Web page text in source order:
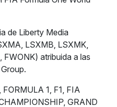
de Liberty Media
LSXMB, LSXMK,
atribuida a las
1, F1, FIA
GRAND